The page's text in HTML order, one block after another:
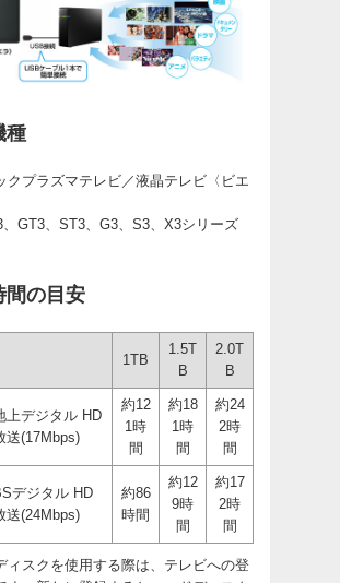
種
クプラズマテレビ／液晶テレビ〈ビエ
GT3、ST3、G3、S3、X3シリーズ
間の目安
1TB
1.5T
B
2.0T
B
上デジタル HD
送(17Mbps)
約12
1時
間
約18
1時
間
約24
2時
間
デジタル HD
送(24Mbps)
約86
時間
約12
9時
間
約17
2時
間
ィスクを使用する際は、テレビへの登